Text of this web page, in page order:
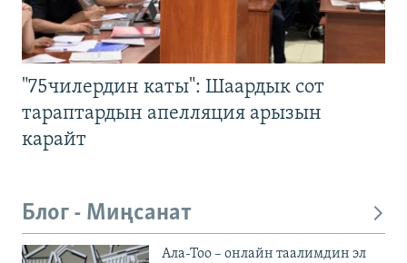
"75чилердин каты": Шаардык сот
тараптардын апелляция арызын
карайт
Блог - Миңсанат
Ала-Тоо – онлайн таалимдин эл